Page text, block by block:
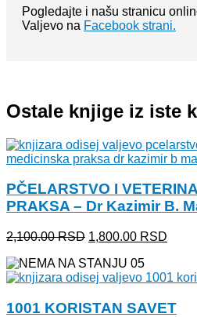
Pogledajte i našu stranicu
Valjevo na Facebook strani.
Ostale knjige iz iste
PČELARSTVO I
PRAKSA – Dr Kazimir B.
2,100.00RSD Originalna
je
bila:
1,800.00 RSD
1001 KORISTAN SAVET